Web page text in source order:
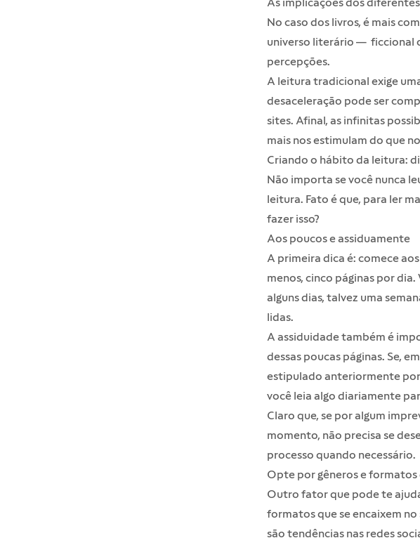
No caso dos livros, é mais
universo literário — ficcional
percepções.
A leitura tradicional exige
desaceleração pode ser
sites. Afinal, as infinitas
mais nos estimulam do que
Criando o hábito da leitura:
Não importa se você nunca
leitura. Fato é que, para ler
fazer isso?
Aos poucos e assiduamente
A primeira dica é: comece
menos, cinco páginas por
alguns dias, talvez uma
lidas.
A assiduidade também é
dessas poucas páginas. Se,
estipulado anteriormente
você leia algo diariamente
Claro que, se por algum
momento, não precisa se
processo quando necessário.
Opte por gêneros e formatos
Outro fator que pode te
formatos que se encaixem no
são tendências nas redes